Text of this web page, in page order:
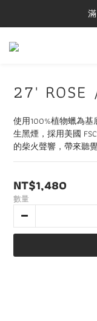
27'
使用100%植物蠟為
生黑煙，採用美國
的柴火聲響，帶來聽
NT$1,480
數量